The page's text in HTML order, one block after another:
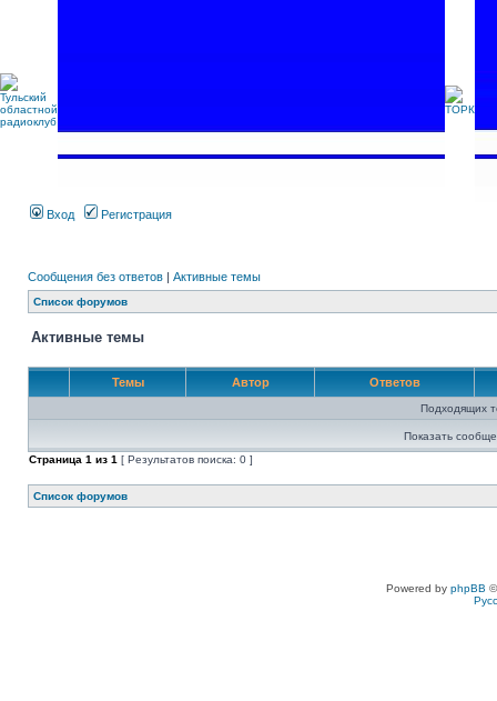
Вход Регистрация
Сообщения без ответов | Активные темы
Список форумов
Активные темы
Темы Автор Ответов
Подходящих
Показать
Страница 1 из 1 [ Результатов поиска: 0 ]
Список форумов
Powered by phpBB